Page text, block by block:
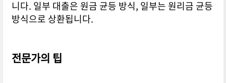
니다. 일부 대출은 원금 균등 방식, 일부는 원리금 균등
방식으로 상환됩니다.
전문가의 팁